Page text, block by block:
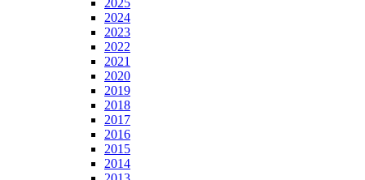
2025
2024
2023
2022
2021
2020
2019
2018
2017
2016
2015
2014